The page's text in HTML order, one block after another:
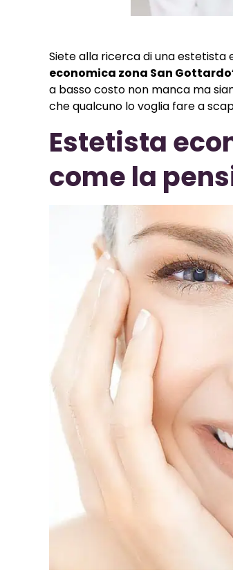
Siete alla ricerca di una estetista
economica zona San Gottardo
a basso costo non manca ma
che qualcuno lo voglia fare a
Estetista
come la